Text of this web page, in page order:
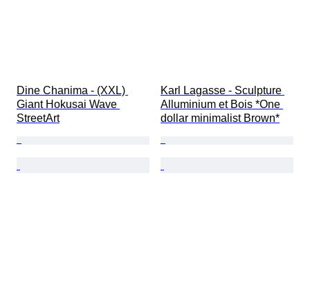
Dine Chanima - (XXL)
Giant Hokusai Wave
StreetArt
Karl Lagasse - Sculpture
Alluminium et Bois *One
dollar minimalist Brown*